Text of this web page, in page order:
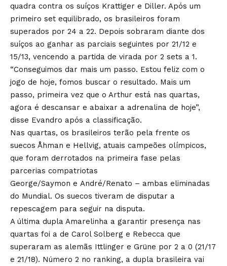
quadra contra os suíços Krattiger e Diller. Após um
primeiro set equilibrado, os brasileiros foram
superados por 24 a 22. Depois sobraram diante dos
suíços ao ganhar as parciais seguintes por 21/12 e
15/13, vencendo a partida de virada por 2 sets a 1.
“Conseguimos dar mais um passo. Estou feliz com o
jogo de hoje, fomos buscar o resultado. Mais um
passo, primeira vez que o Arthur está nas quartas,
agora é descansar e abaixar a adrenalina de hoje”,
disse Evandro após a classificação.
Nas quartas, os brasileiros terão pela frente os
suecos Åhman e Hellvig, atuais campeões olímpicos,
que foram derrotados na primeira fase pelas
parcerias compatriotas
George/Saymon e André/Renato – ambas eliminadas
do Mundial. Os suecos tiveram de disputar a
repescagem para seguir na disputa.
A última dupla Amarelinha a garantir presença nas
quartas foi a de Carol Solberg e Rebecca que
superaram as alemãs Ittlinger e Grüne por 2 a 0 (21/17
e 21/18). Número 2 no ranking, a dupla brasileira vai